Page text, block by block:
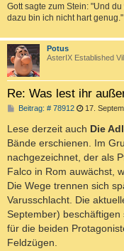
Gott sagte zum Stein: "Und
dazu bin ich nicht hart genug."
Potus
AsterIX Established
Re: Was lest ihr
Beitrag: # 78912B
i
t
r
a
g
17.
Lese derzeit auch Die
Bände erschienen. Im
nachgezeichnet, der als
Falco in Rom auwächst,
Die Wege trennen sich
Varusschlacht. Die
September)
für die beiden
Feldzügen.